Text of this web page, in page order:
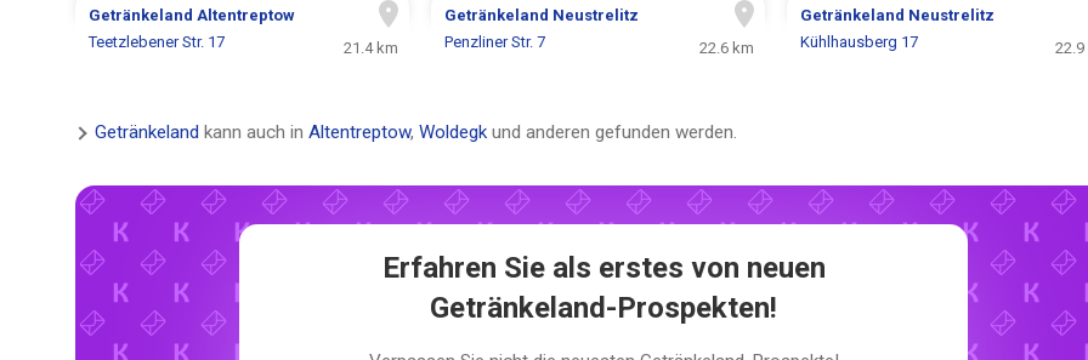
GetränkelandAltentreptow
Teetzlebener Str. 17
21.4 km
Getränkeland Neustrelitz
Penzliner Str. 7
22.6 km
Getränkeland Neustrelitz
Kühlhausberg 17
22.9
Getränkeland kann auch in Altentreptow, Woldegk und anderen gefunden werden.
Erfahren Sie als erstes von neuen
Getränkeland-Prospekten!